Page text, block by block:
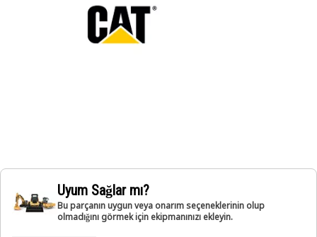
Uyum Sağlar mı?
Bu parçanın uygun veya onarım seçeneklerinin olup
olmadığını görmek için ekipmanınızı ekleyin.